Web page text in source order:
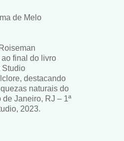
de Melo
final do livro
Studio
destacando
naturais do
Janeiro, RJ – 1ª
2023.